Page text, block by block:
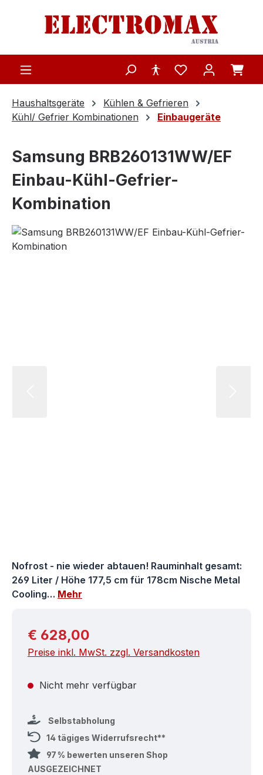
Zum Hauptinhalt springen
Haushaltsgeräte
Kühlen & Gefrieren
Kühl/ Gefrier Kombinationen
Einbaugeräte
Samsung BRB260131WW/EF
Einbau-Kühl-Gefrier-
Kombination
Bildergalerie überspringen
Nofrost - nie wieder abtauen! Rauminhalt gesamt:
269 Liter / Höhe 177,5 cm für 178cm Nische Metal
Cooling… Mehr
Regulärer Preis:
€ 628,00
Preise inkl. MwSt. zzgl. Versandkosten
Nicht mehr verfügbar
Selbstabholung
14 tägiges Widerrufsrecht**
97 % bewerten unseren Shop
AUSGEZEICHNET